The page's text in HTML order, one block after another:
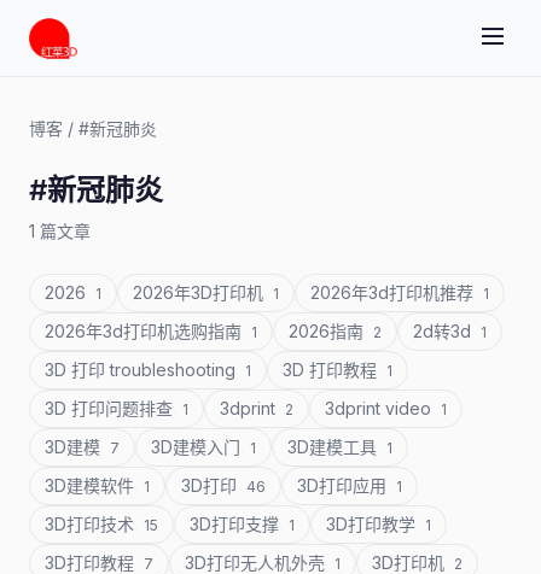
博客 / #新冠肺炎
#新冠肺炎
1 篇文章
2026 1 2026年3D打印机 1 2026年3d打印机推荐 1
2026年3d打印机选购指南 1 2026指南 2 2d转3d 1
3D 打印 troubleshooting 1 3D 打印教程 1
3D 打印问题排查 1 3dprint 2 3dprint video 1
3D建模 7 3D建模入门 1 3D建模工具 1
3D建模软件 1 3D打印 46 3D打印应用 1
3D打印技术 15 3D打印支撑 1 3D打印教学 1
3D打印教程 7 3D打印无人机外壳 1 3D打印机 2